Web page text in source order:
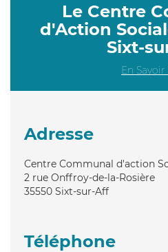
Le Centre
d'Action
Sixt-
En Savoir
Adresse
Centre Communal d'action
2 rue Onffroy-de-la-Rosière
35550 Sixt-sur-Aff
Téléphone